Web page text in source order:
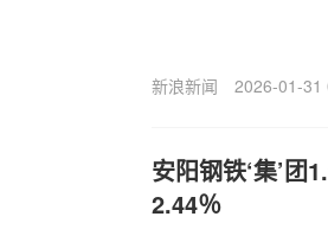
新浪新闻 2026-01-31
安阳钢铁‘集’团
2.44％